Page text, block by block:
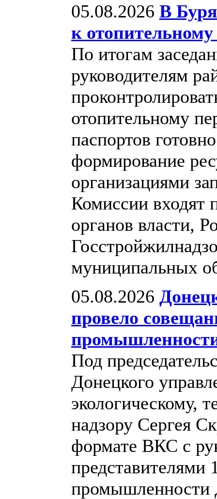
05.08.2026 В
к отопительному
По итогам
руководителям
отопительному
паспортов
формирование
организациями
Комиссии входят
органов власти,
муниципальных
05.08.2026
провело
Под
Донецкого
экологическому,
надзору Сергея
формате ВКС с
представителями